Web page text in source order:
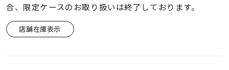
メンズ
リングサイズ
合、限定ケースのお取り扱いは終了しております。
店舗在庫表示